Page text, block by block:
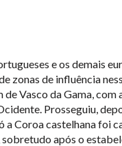
e os demais
zonas de influência
Vasco da Gama, com
Prosseguiu,
a Coroa castelhana foi
após o